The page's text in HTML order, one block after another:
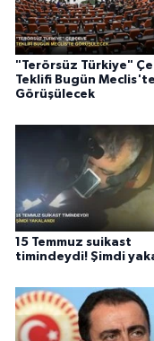
"Terörsüz Türkiye"
Teklifi Bugün Meclis'te
Görüşülecek
15 Temmuz suikast
timindeydi! Şimdi